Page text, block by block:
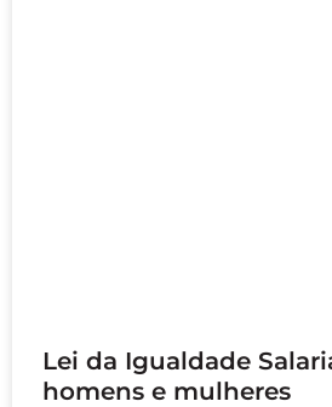
Lei da Igualdade
homens e mulheres